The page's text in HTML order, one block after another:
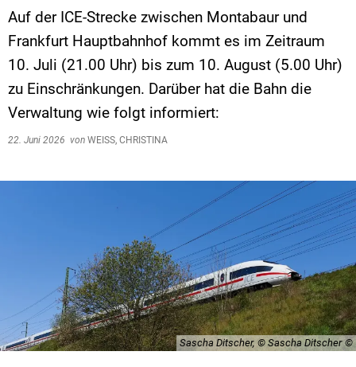
Auf der ICE-Strecke zwischen Montabaur und
Frankfurt Hauptbahnhof kommt es im Zeitraum
10. Juli (21.00 Uhr) bis zum 10. August (5.00 Uhr)
zu Einschränkungen. Darüber hat die Bahn die
Verwaltung wie folgt informiert:
22. Juni 2026 von WEISS, CHRISTINA
Sascha Ditscher, © Sascha Ditscher